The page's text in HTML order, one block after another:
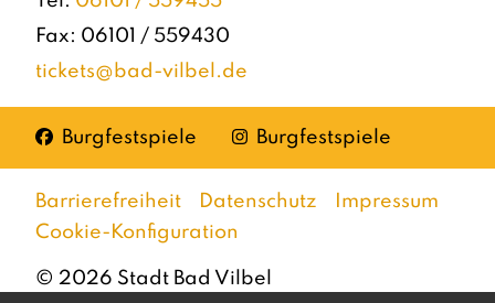
Fax: 06101 / 559430
tickets@bad-vilbel.de
Facebook
Burgfestspiele Instagram
Burgfestspiele
© 2026 Stadt Bad Vilbel
Barrierefreiheit Datenschutz
Impressum
Cookie-Konfiguration